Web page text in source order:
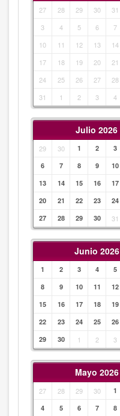
27 28 29 30 31
3
4 5 6 7
10
11 12 13 14
17
18 19 20 21
24
25 26 27 28
31
1 2 3 4
Julio 2026
29 30 1 2 3
6
7 8 9 10
13
14 15 16 17
20
21 22 23 24
27
28 29 30 31
Junio 2026
1 2 3 4 5
8
9 10 11 12
15
16 17 18 19
22
23 24 25 26
29
30 1 2 3
Mayo 2026
27 28 29 30 1
4
5 6 7 8